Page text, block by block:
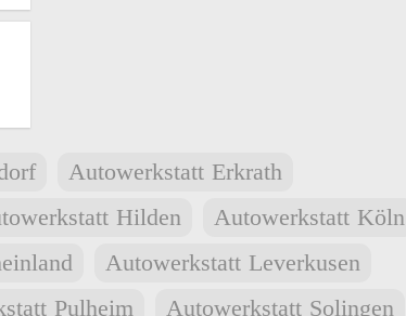
Autowerkstatt Erkrath
Hilden Autowerkstatt Köln
Autowerkstatt Leverkusen
Pulheim Autowerkstatt Solingen